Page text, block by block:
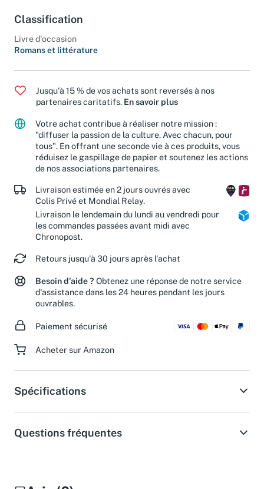
Classification
Livre d'occasion
Romans et littérature
Jusqu'à 15 % de vos achats sont reversés à nos
partenaires caritatifs. En savoir plus
Votre achat contribue à réaliser notre mission :
"diffuser la passion de la culture. Avec chacun, pour
tous". En offrant une seconde vie à ces produits, vous
réduisez le gaspillage de papier et soutenez les actions
de nos associations partenaires.
Livraison estimée en 2 jours ouvrés avec
Colis Privé et Mondial Relay.
Livraison le lendemain du lundi au vendredi pour
les commandes passées avant midi avec
Chronopost.
Retours jusqu'à 30 jours après l'achat
Besoin d'aide ? Obtenez une réponse de notre service
d'assistance dans les 24 heures pendant les jours
ouvrables.
Paiement sécurisé
Acheter sur Amazon
Spécifications
Questions fréquentes